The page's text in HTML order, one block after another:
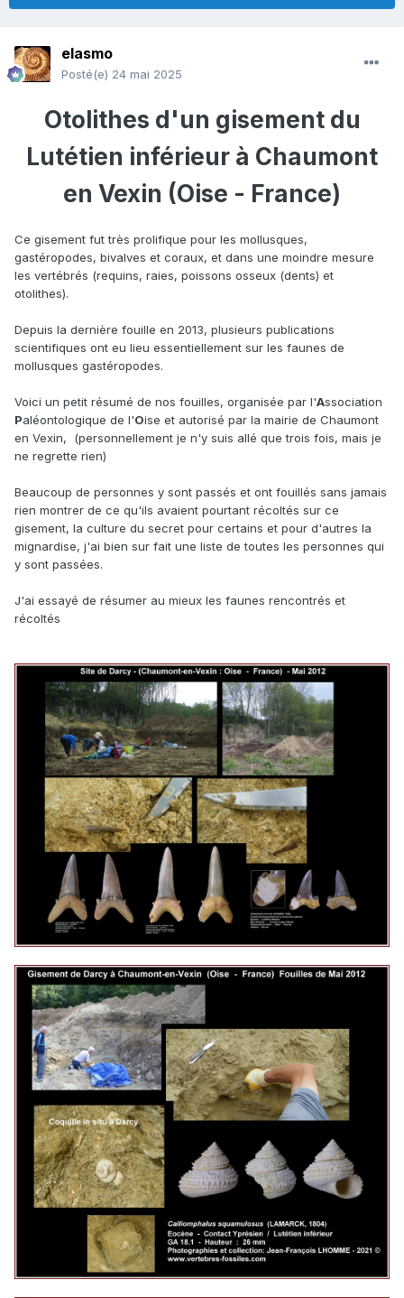
elasmo
Posté(e) 24 mai 2025
Otolithes d'un gisement du
Lutétien inférieur à Chaumont
en Vexin (Oise - France)
Ce gisement fut très prolifique pour les mollusques,
gastéropodes, bivalves et coraux, et dans une moindre mesure
les vertébrés (requins, raies, poissons osseux (dents) et
otolithes).
Depuis la dernière fouille en 2013, plusieurs publications
scientifiques ont eu lieu essentiellement sur les faunes de
mollusques gastéropodes.
Voici un petit résumé de nos fouilles, organisée par l'Association
Paléontologique de l'Oise et autorisé par la mairie de Chaumont
en Vexin, (personnellement je n'y suis allé que trois fois, mais je
ne regrette rien)
Beaucoup de personnes y sont passés et ont fouillés sans jamais
rien montrer de ce qu'ils avaient pourtant récoltés sur ce
gisement, la culture du secret pour certains et pour d'autres la
mignardise, j'ai bien sur fait une liste de toutes les personnes qui
y sont passées.
J'ai essayé de résumer au mieux les faunes rencontrés et
récoltés